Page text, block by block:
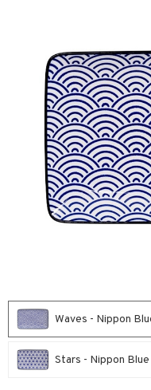
Lelut, Lapsi & Vauva
Tuotemerkkejä
Kampanjat
Waves - Nippon
Stars - Nippon
Tee & Espresso
& Sähkövatkaimet
koneet
& Cocktailasit
& Konjakkilasit
Kattilat